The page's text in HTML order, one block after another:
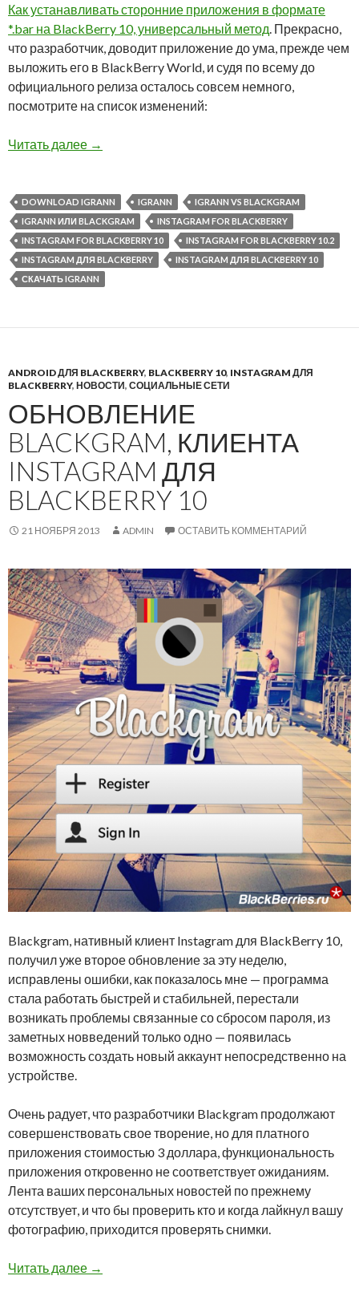
Как устанавливать сторонние приложения в формате
*.bar на BlackBerry 10, универсальный метод. Прекрасно,
что разработчик, доводит приложение до ума, прежде чем
выложить его в BlackBerry World, и судя по всему до
официального релиза осталось совсем немного,
посмотрите на список изменений:
Читать далее Вышла третья бета-версия iGrann, клиента
→
DOWNLOAD IGRANN IGRANN
IGRANN VS BLACKGRAM
IGRANN ИЛИ BLACKGRAM
INSTAGRAM FOR BLACKBERRY
INSTAGRAM FOR BLACKBERRY 10
INSTAGRAM FOR BLACKBERRY 10.2
INSTAGRAM ДЛЯ BLACKBERRY
INSTAGRAM ДЛЯ BLACKBERRY 10
СКАЧАТЬ IGRANN
ANDROID ДЛЯ BLACKBERRY, BLACKBERRY 10, INSTAGRAM ДЛЯ
BLACKBERRY, НОВОСТИ, СОЦИАЛЬНЫЕ СЕТИ
ОБНОВЛЕНИЕ
BLACKGRAM, КЛИЕНТА
INSTAGRAM ДЛЯ
BLACKBERRY 10
21 НОЯБРЯ 2013 ADMIN ОСТАВИТЬ КОММЕНТАРИЙ
Blackgram, нативный клиент Instagram для BlackBerry 10,
получил уже второе обновление за эту неделю,
исправлены ошибки, как показалось мне — программа
стала работать быстрей и стабильней, перестали
возникать проблемы связанные со сбросом пароля, из
заметных новведений только одно — появилась
возможность создать новый аккаунт непосредственно на
устройстве.
Очень радует, что разработчики Blackgram продолжают
совершенствовать свое творение, но для платного
приложения стоимостью 3 доллара, функциональность
приложения откровенно не соответствует ожиданиям.
Лента ваших персональных новостей по прежнему
отсутствует, и что бы проверить кто и когда лайкнул вашу
фотографию, приходится проверять снимки.
Читать далее Обновление Blackgram, клиента Instagram
→